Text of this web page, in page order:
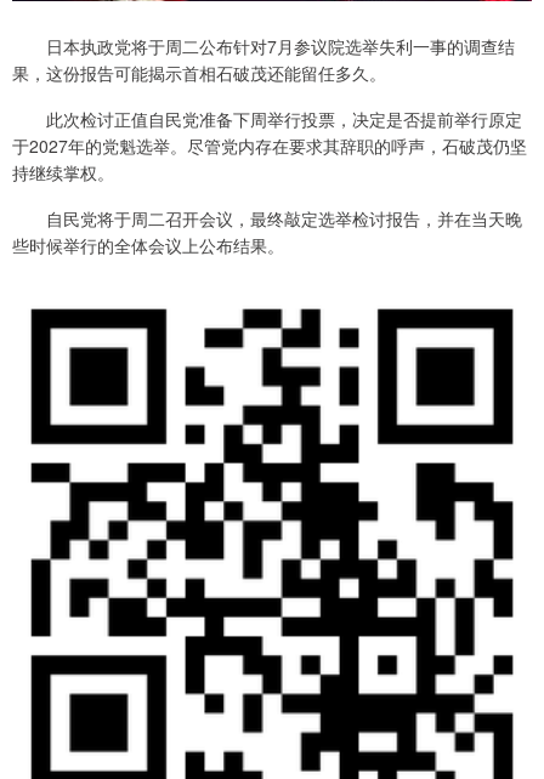
日本执政党将于周二公布针对7月参议院选举失利一事的调查结
果，这份报告可能揭示首相石破茂还能留任多久。
此次检讨正值自民党准备下周举行投票，决定是否提前举行原定
于2027年的党魁选举。尽管党内存在要求其辞职的呼声，石破茂仍坚
持继续掌权。
自民党将于周二召开会议，最终敲定选举检讨报告，并在当天晚
些时候举行的全体会议上公布结果。